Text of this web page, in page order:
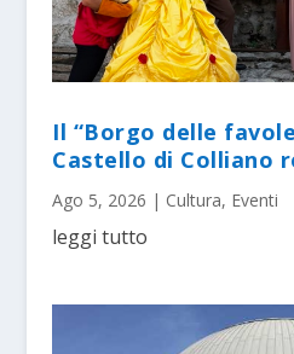
Il “Borgo delle
Castello di Colliano
Ago 5, 2026 | Cultura, Eventi
leggi tutto